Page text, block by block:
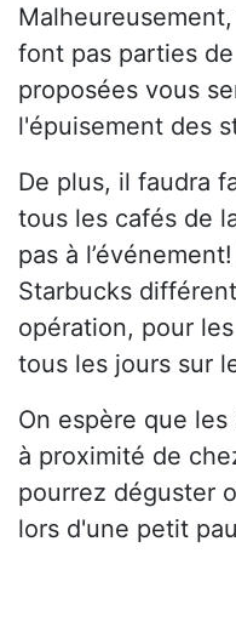
font pas parties
proposées vous
l'épuisement des
De plus, il faudra
tous les cafés de
pas à
Starbucks
opération, pour
tous les jours sur
On espère que
à proximité de
pourrez déguster
lors d'une petit